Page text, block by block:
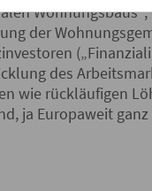
der
des
wie rückläufigen
ja Europaweit